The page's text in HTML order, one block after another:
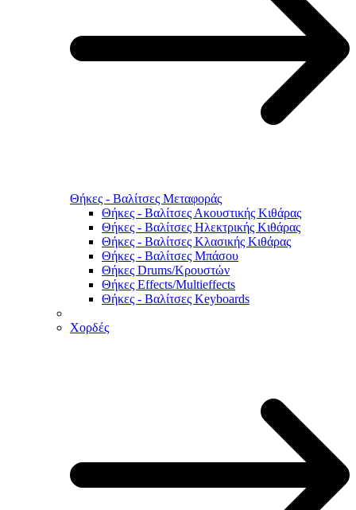
Θήκες - Βαλίτσες Μεταφοράς
Θήκες - Βαλίτσες Ακουστικής Κιθάρας
Θήκες - Βαλίτσες Ηλεκτρικής Κιθάρας
Θήκες - Βαλίτσες Κλασικής Κιθάρας
Θήκες - Βαλίτσες Μπάσου
Θήκες Drums/Κρουστών
Θήκες Effects/Multieffects
Θήκες - Βαλίτσες Keyboards
Χορδές